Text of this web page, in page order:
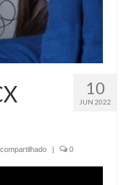
10
JUN 2022
| 0